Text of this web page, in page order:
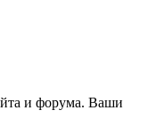
и форума. Ваши